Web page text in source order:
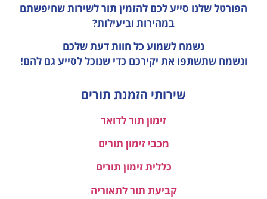
הפורטל שלנו סייע לכם להזמין תור לשירות שחיפשתם
במהירות וביעילות?
נשמח לשמוע כל חוות דעתשלכם
ונשמח שתשתפו את יקירכם כדי שנוכל לסייע גם להם!
שירותי הזמנת תורים
זימון תור לדואר
מכבי זימון תורים
כללית זימון תורים
קביעת תור לתאוריה